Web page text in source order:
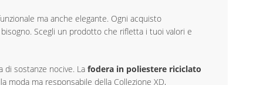
ma anche elegante. Ogni acquisto
Scegli un prodotto che rifletta i tuoi valori e
di sostanze nocive. La fodera in poliestere riciclato
moda ma responsabile della Collezione XD,